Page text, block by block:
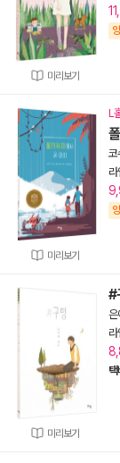
미리보기
미리보기
L
코
라
미리보기
#
은
라
택